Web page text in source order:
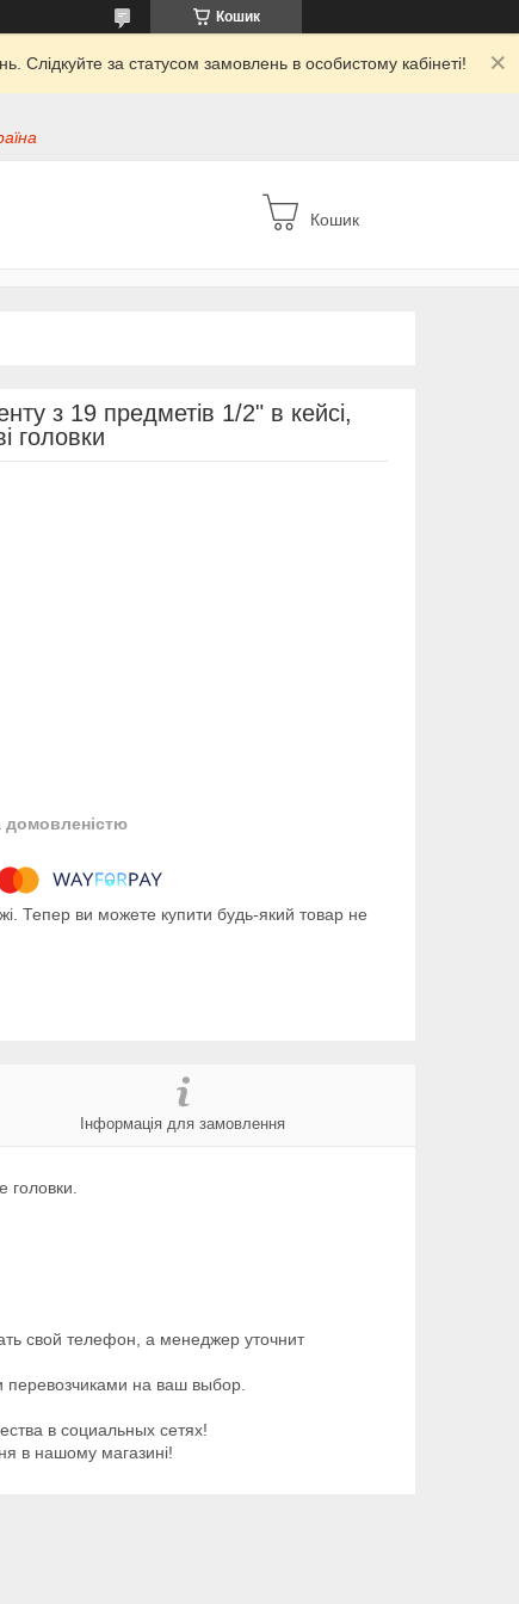
Кошик
Слідкуйте за статусом замовлень в особистому кабінеті!
Кошик
з 19 предметів 1/2" в кейсі,
головки
домовленістю
Тепер ви можете купити будь-який товар не
Інформація для замовлення
головки.
свой телефон, а менеджер уточнит
на ваш выбор.
в социальных сетях!
в нашому магазині!